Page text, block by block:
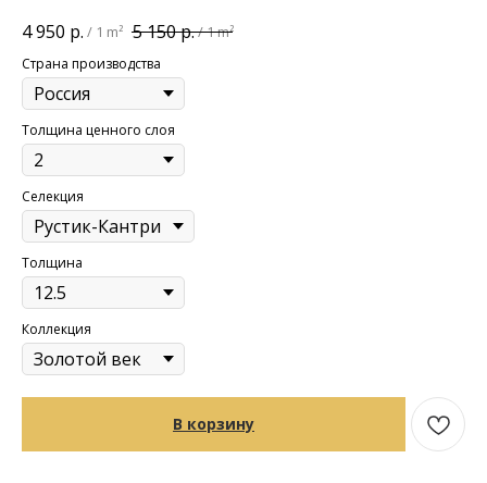
4 950 р. / 1 m² 5 150р./1 m²
Страна производства
Толщина ценного слоя
Селекция
Толщина
Коллекция
В корзину